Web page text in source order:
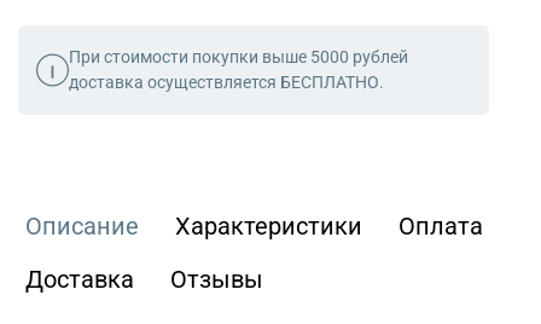
При стоимости покупки выше 5000 рублей
доставка осуществляется БЕСПЛАТНО.
Описание Характеристики
Оплата
Доставка
Отзывы